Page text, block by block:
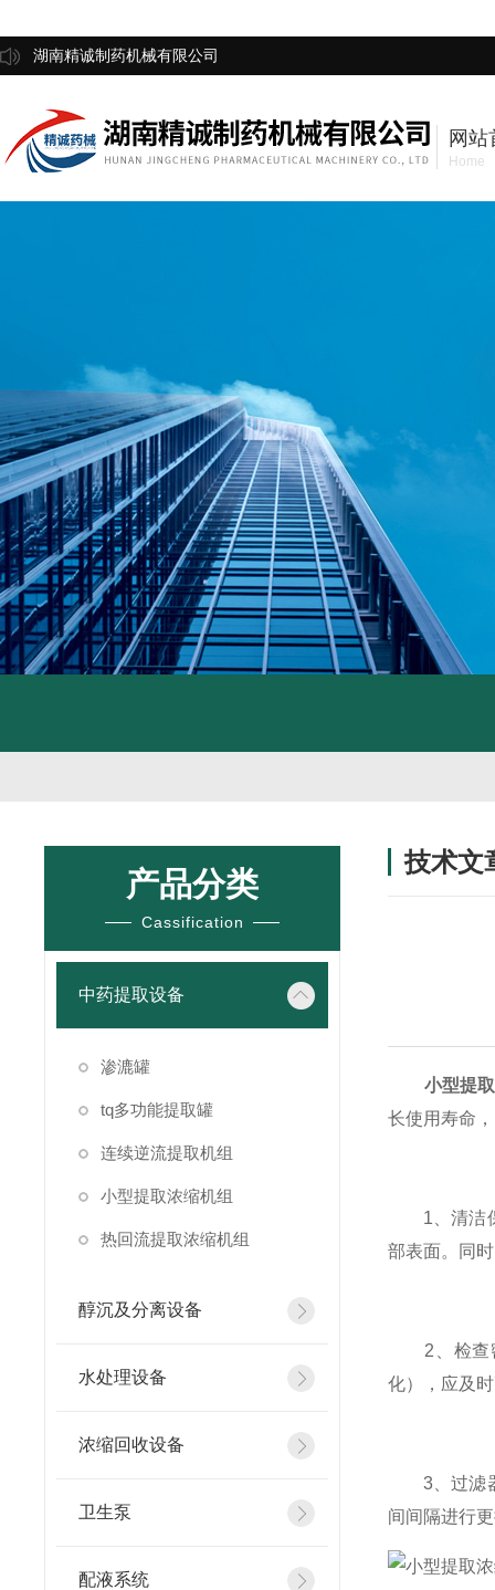
湖南精诚制药机械有限公司
网站
Home
技术文
小型提
长使用寿命
1、清洁保
部表面。同
2、检查密
化），应及
3、过滤器
间间隔进行
产品分类
Cassification
中药提取设备
渗漉罐
tq多功能提取罐
连续逆流提取机组
小型提取浓缩机组
热回流提取浓缩机组
醇沉及分离设备
水处理设备
浓缩回收设备
卫生泵
配液系统